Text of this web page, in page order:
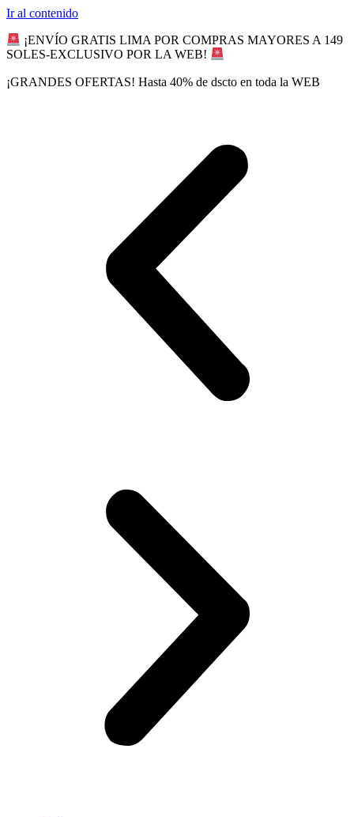
Ir al contenido
¡ENVÍO GRATIS LIMA POR COMPRAS MAYORES A 149
SOLES-EXCLUSIVO POR LA WEB!
¡GRANDES OFERTAS! Hasta 40% de dscto en toda la WEB